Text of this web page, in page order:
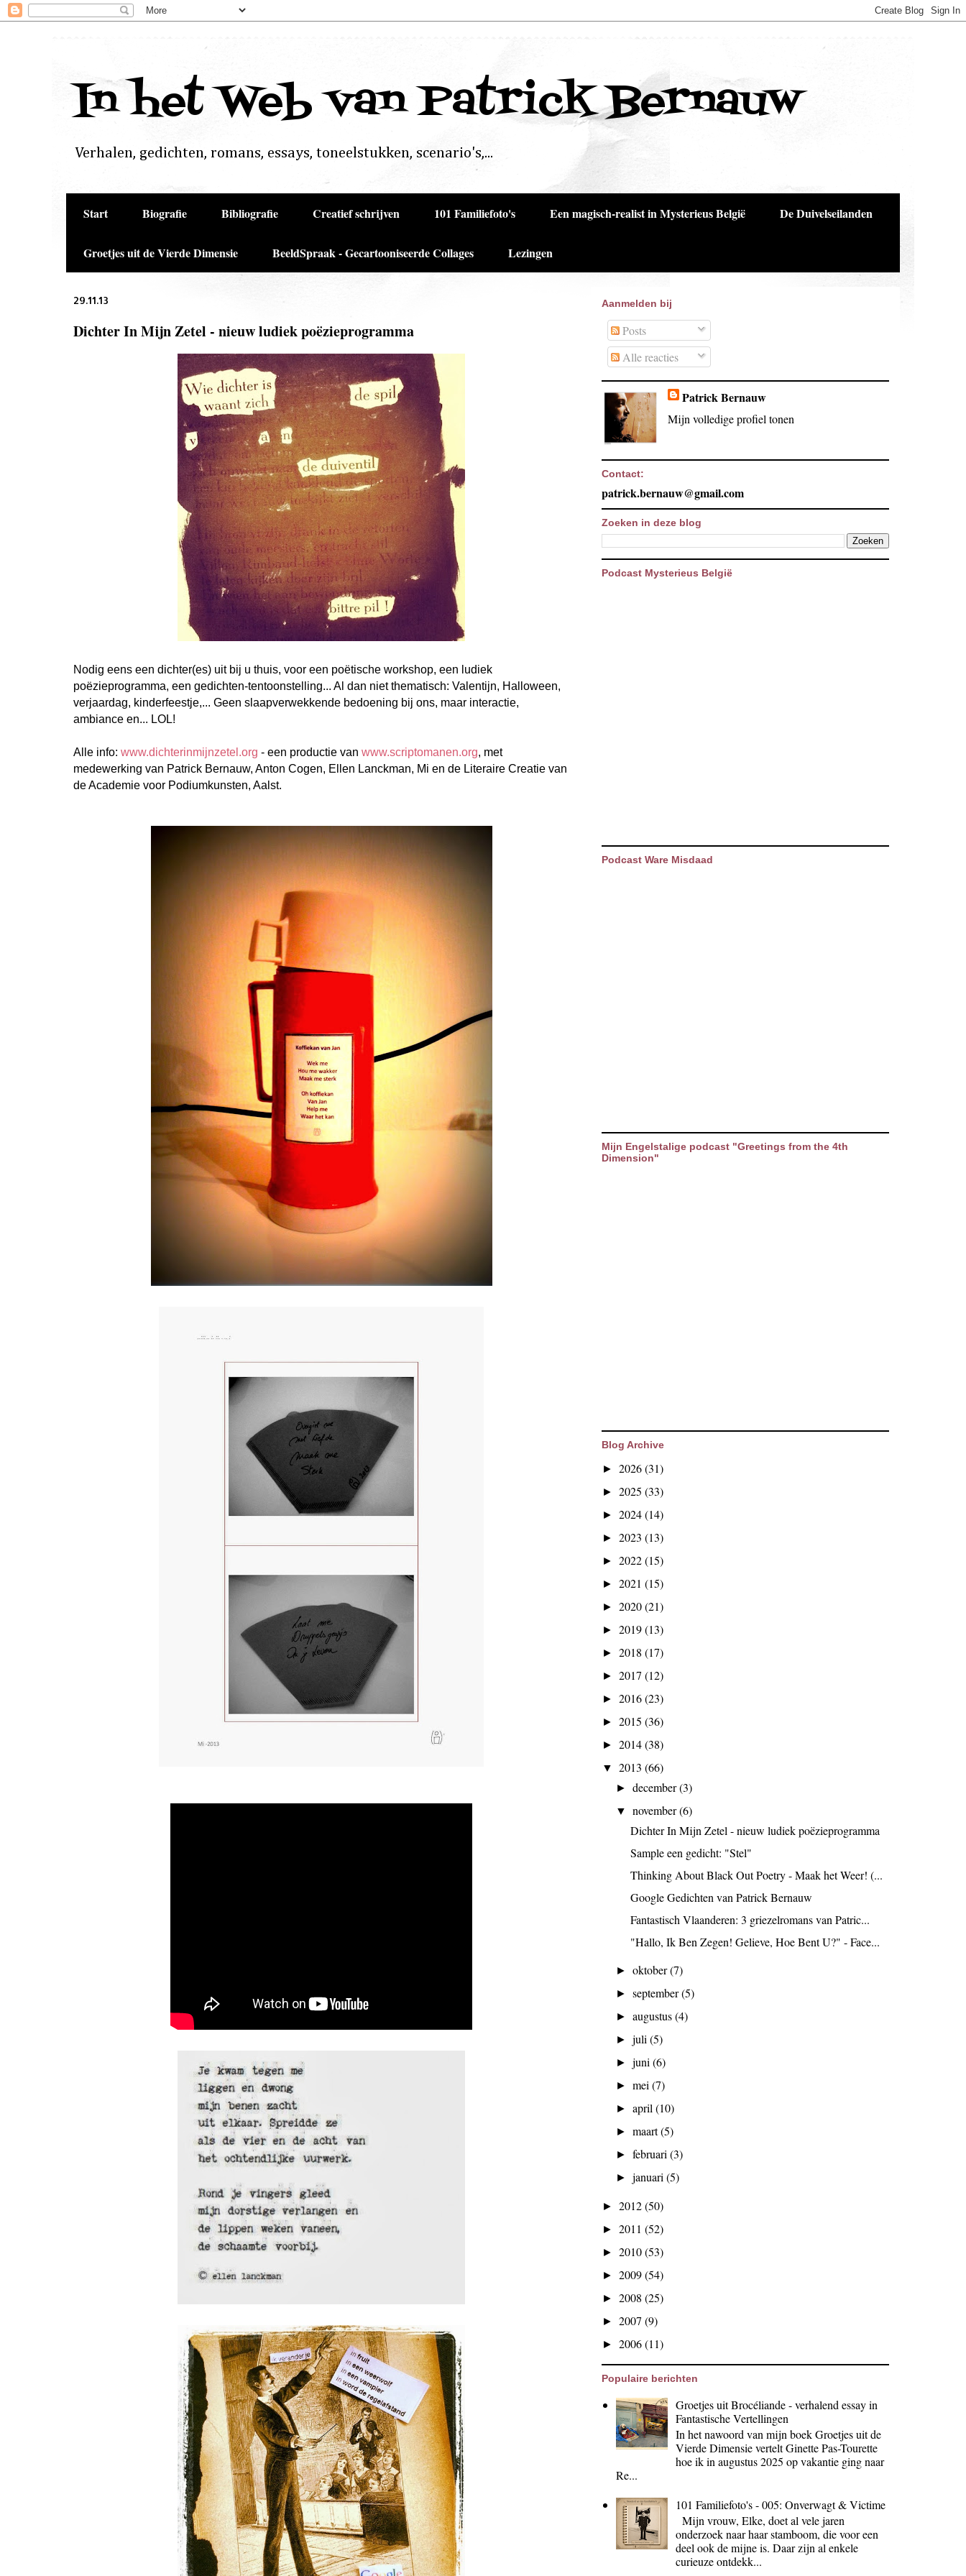
In het Web van Patrick Bernauw
Verhalen, gedichten, romans, essays, toneelstukken, scenario's,...
Start Biografie Bibliografie Creatief schrijven 101 Familiefoto's Een magisch-realist in Mysterieus België De Duivelseilanden
Groetjes uit de Vierde Dimensie BeeldSpraak - Gecartooniseerde Collages Lezingen
29.11.13
Dichter In Mijn Zetel - nieuw ludiek poëzieprogramma
Nodig eens een dichter(es) uit bij u thuis, voor een poëtische workshop, een ludiek
poëzieprogramma, een gedichten-tentoonstelling... Al dan niet thematisch: Valentijn, Halloween,
verjaardag, kinderfeestje,... Geen slaapverwekkende bedoening bij ons, maar interactie,
ambiance en... LOL!
Alle info: www.dichterinmijnzetel.org - een productie van www.scriptomanen.org, met
medewerking van Patrick Bernauw, Anton Cogen, Ellen Lanckman, Mi en de Literaire Creatie van
de Academie voor Podiumkunsten, Aalst.
Aanmelden bij
Posts
Alle reacties
Patrick Bernauw
Mijn volledige profiel tonen
Contact:
patrick.bernauw@gmail.com
Zoeken in deze blog
Podcast Mysterieus België
Podcast Ware Misdaad
Mijn Engelstalige podcast "Greetings from the 4th
Dimension"
Blog Archive
► 2026(31)
► 2025 (33)
► 2024(14)
► 2023 (13)
► 2022(15)
► 2021 (15)
► 2020(21)
► 2019(13)
► 2018 (17)
► 2017 (12)
► 2016(23)
► 2015 (36)
► 2014(38)
▼ 2013 (66)
►december(3)
▼november(6)
Dichter In Mijn Zetel - nieuw ludiek poëzieprogramma
Sample een gedicht: "Stel"
Thinking About Black Out Poetry - Maak het Weer! (...
Google Gedichten van Patrick Bernauw
Fantastisch Vlaanderen: 3 griezelromans van Patric...
"Hallo, Ik Ben Zegen! Gelieve, Hoe Bent U?" - Face...
►oktober(7)
►september(5)
►augustus(4)
►juli(5)
►juni(6)
►mei(7)
►april(10)
►maart(5)
►februari(3)
►januari(5)
► 2012(50)
► 2011 (52)
► 2010(53)
► 2009(54)
► 2008 (25)
► 2007 (9)
► 2006(11)
Populaire berichten
Groetjes uit Brocéliande - verhalend essay in
Fantastische Vertellingen
In het nawoord van mijn boek Groetjes uit de
Vierde Dimensie vertelt Ginette Pas-Tourette
hoe ik in augustus 2025 op vakantie ging naar
Re...
101 Familiefoto's - 005: Onverwagt & Victime
Mijn vrouw, Elke, doet al vele jaren
onderzoek naar haar stamboom, die voor een
deel ook de mijne is. Daar zijn al enkele
curieuze ontdekk...